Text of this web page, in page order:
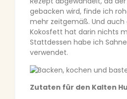
gebacken wird, finde ich
mehr zeitgemäß. Und auch
Kokosfett hat darin nichts
Stattdessen habe ich
verwendet.
Zutaten für den Kalten